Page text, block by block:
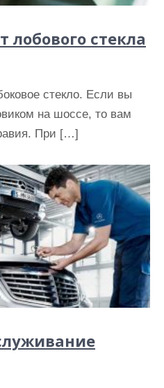
стекла
стекло. Если вы
на шоссе, то вам
При […]